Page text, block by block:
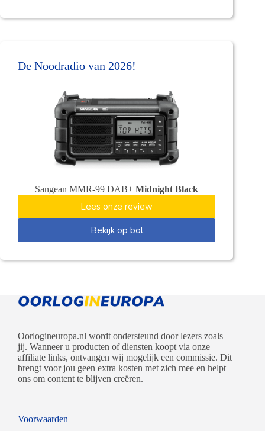
De Noodradio van 2026!
Sangean MMR-99 DAB+Midnight Black
Lees onze review
Bekijk op bol
Oorlogineuropa.nl wordt ondersteund door lezers zoals
jij. Wanneer u producten of diensten koopt via onze
affiliate links, ontvangen wij mogelijk een commissie. Dit
brengt voor jou geen extra kosten met zich mee en helpt
ons om content te blijven creëren.
Voorwaarden